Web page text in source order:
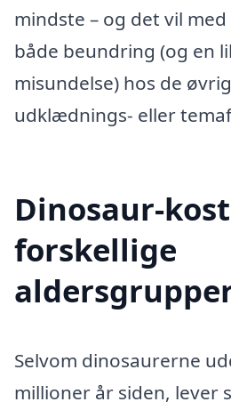
mindste – og det vil
både beundring (og en
misundelse) hos de
udklædnings- eller
Dinosaur-
forskellige
Selvom dinosaurerne
millioner år siden, lever